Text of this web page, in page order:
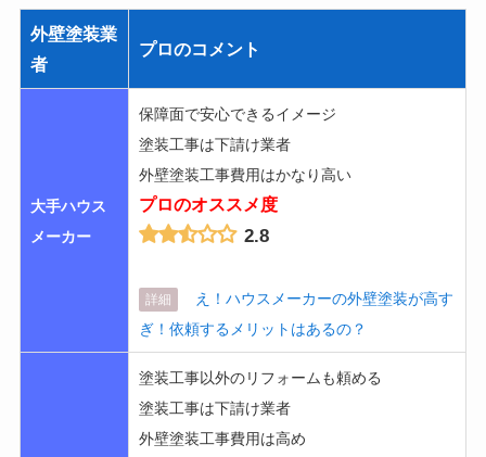
外壁塗装業
者
プロのコメント
大手ハウス
メーカー
保障面で安心できるイメージ
塗装工事は下請け業者
外壁塗装工事費用はかなり高い
プロのオススメ度
2.8
詳細
え！ハウスメーカーの外壁塗装が高す
ぎ！依頼するメリットはあるの？
塗装工事以外のリフォームも頼める
塗装工事は下請け業者
外壁塗装工事費用は高め